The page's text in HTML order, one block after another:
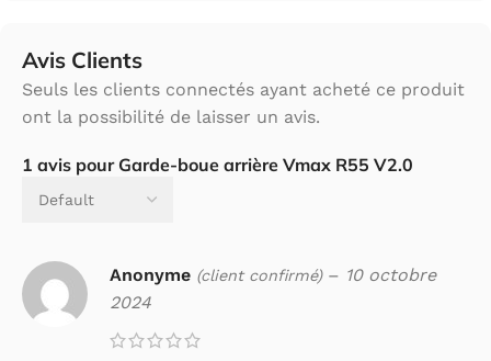
Avis Clients
1 avis pour Garde-boue arrière Vmax R55 V2.0
Anonyme (client confirmé) – 10 octobre
2024
Seuls les clients connectés ayant acheté ce produit
ont la possibilité de laisser un avis.